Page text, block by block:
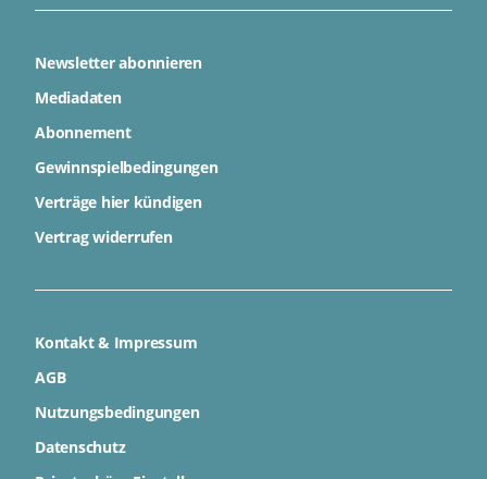
Newsletter abonnieren
Mediadaten
Abonnement
Gewinnspielbedingungen
Verträge hier kündigen
Vertrag widerrufen
Kontakt & Impressum
AGB
Nutzungsbedingungen
Datenschutz